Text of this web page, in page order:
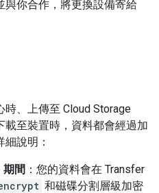
與你合作，將更換設備寄給
、上傳至 Cloud Storage
至裝置時，資料都會經過加
說明：
間 ：您的資料會在 Transfer
和磁碟分割層級加密